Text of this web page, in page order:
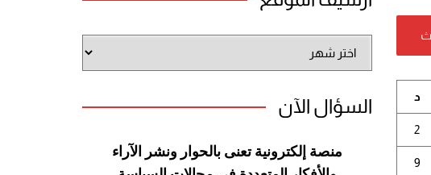
د
2
9
الموقع
السؤال الآن
منصة إلكترونية تعنى بالحوار ونشر
الآراء